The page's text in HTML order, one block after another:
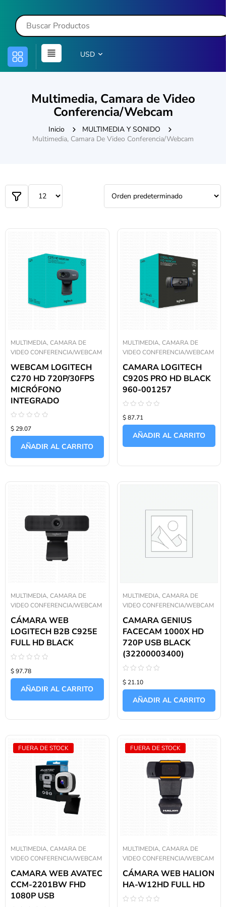
USD
Multimedia, Camara de Video
Conferencia/Webcam
Inicio
MULTIMEDIA Y SONIDO
Multimedia, Camara De Video Conferencia/Webcam
MULTIMEDIA, CAMARA DE
VIDEO CONFERENCIA/WEBCAM
WEBCAM LOGITECH
C270 HD 720P/30FPS
MICRÓFONO
INTEGRADO
con
0
$ 29.07
AÑADIR AL CARRITO
MULTIMEDIA, CAMARA DE
VIDEO CONFERENCIA/WEBCAM
CAMARA LOGITECH
C920S PRO HD BLACK
960-001257
con
0
$ 87.71
AÑADIR AL CARRITO
MULTIMEDIA, CAMARA DE
VIDEO CONFERENCIA/WEBCAM
CÁMARA WEB
LOGITECH B2B C925E
FULL HD BLACK
con
0
$ 97.78
AÑADIR AL CARRITO
MULTIMEDIA, CAMARA DE
VIDEO CONFERENCIA/WEBCAM
CAMARA GENIUS
FACECAM 1000X HD
720P USB BLACK
(32200003400)
con
0
$ 21.10
AÑADIR AL CARRITO
FUERA DE STOCK
MULTIMEDIA, CAMARA DE
VIDEO CONFERENCIA/WEBCAM
CAMARA WEB AVATEC
CCM-2201BW FHD
1080P USB
FUERA DE STOCK
MULTIMEDIA, CAMARA DE
VIDEO CONFERENCIA/WEBCAM
CÁMARA WEB HALION
HA-W12HD FULL HD